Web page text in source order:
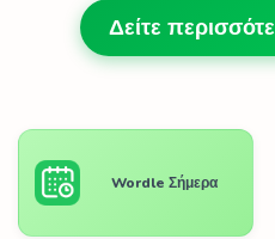
Δείτε
Wordle Σήμερα